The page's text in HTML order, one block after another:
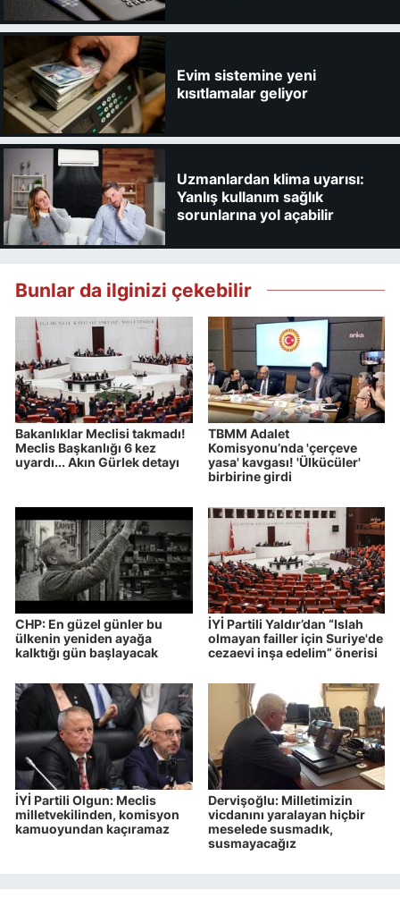
Evim sistemine yeni
kısıtlamalar geliyor
Uzmanlardan klima uyarısı:
Yanlış kullanım sağlık
sorunlarına yol açabilir
Bunlar da ilginizi çekebilir
Bakanlıklar Meclisi takmadı!
Meclis Başkanlığı 6 kez
uyardı... Akın Gürlek detayı
TBMM Adalet
Komisyonu’nda 'çerçeve
yasa' kavgası! 'Ülkücüler'
birbirine girdi
CHP: En güzel günler bu
ülkenin yeniden ayağa
kalktığı gün başlayacak
İYİ Partili Yaldır’dan “Islah
olmayan failler için Suriye'de
cezaevi inşa edelim” önerisi
İYİ Partili Olgun: Meclis
milletvekilinden, komisyon
kamuoyundan kaçıramaz
Dervişoğlu: Milletimizin
vicdanını yaralayan hiçbir
meselede susmadık,
susmayacağız